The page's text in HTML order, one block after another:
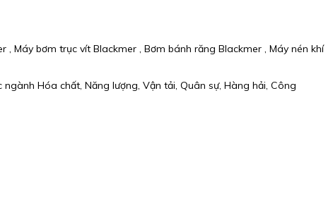
Máy bơm trục vít Blackmer , Bơm bánh răng Blackmer , Máy nén khí
Hóa chất, Năng lượng, Vận tải, Quân sự, Hàng hải, Công